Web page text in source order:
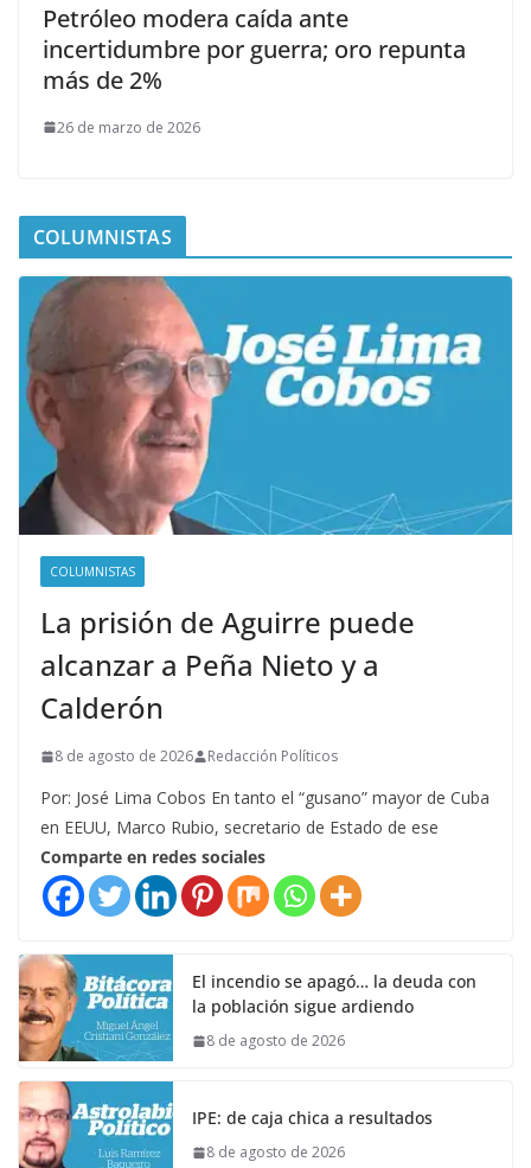
Petróleo modera caída ante
incertidumbre por guerra; oro repunta
más de 2%
26 de marzo de 2026
COLUMNISTAS
COLUMNISTAS
La prisión de Aguirre puede
alcanzar a Peña Nieto y a
Calderón
8 de agosto de 2026 Redacción Políticos
Por: José Lima Cobos En tanto el “gusano” mayor de Cuba
en EEUU, Marco Rubio, secretario de Estado de ese
Comparte en redes sociales
El incendio se apagó… la deuda con
la población sigue ardiendo
8 de agosto de 2026
IPE: de caja chica a resultados
8 de agosto de 2026